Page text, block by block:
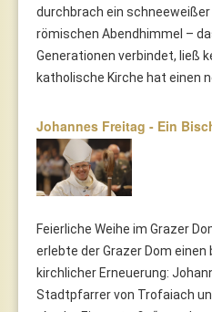
durchbrach ein
römischen Abendhimmel –
Generationen verbindet, ließ
katholische Kirche hat einen
Johannes Freitag - Ein
Feierliche Weihe im Grazer
erlebte der Grazer Dom
kirchlicher Erneuerung:
Stadtpfarrer von Trofaiach